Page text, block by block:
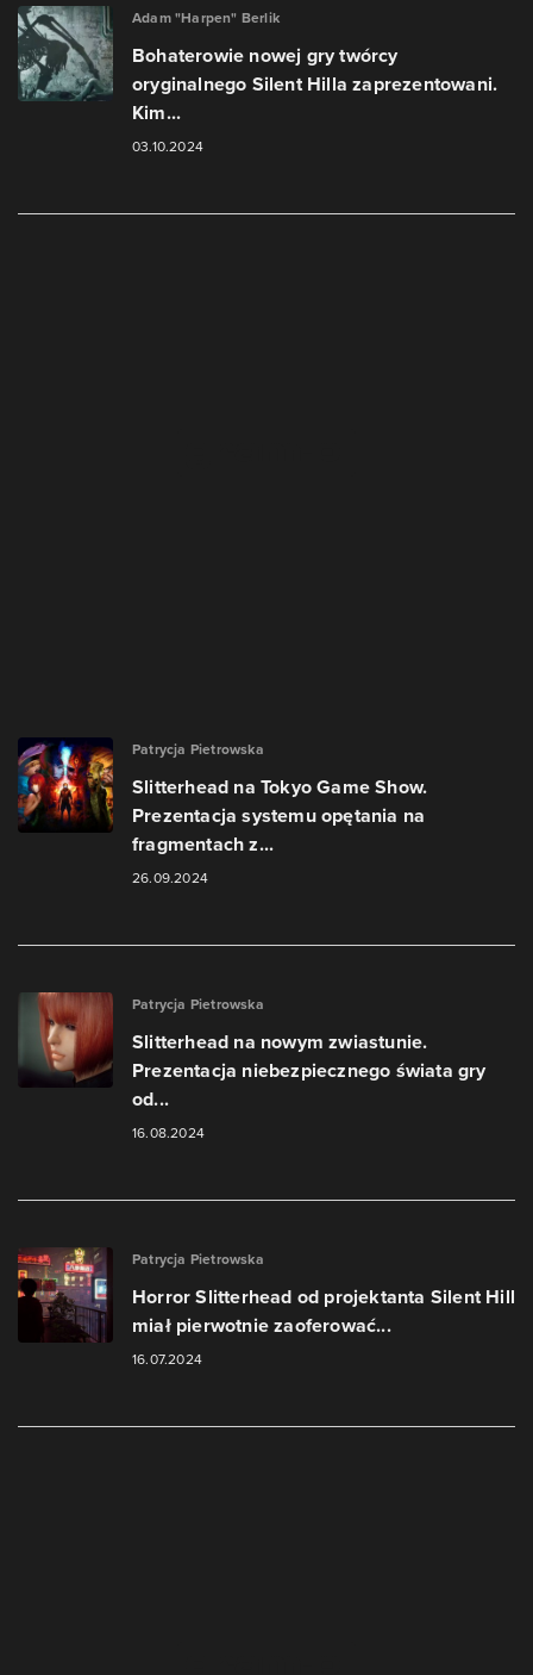
Adam "Harpen" Berlik
Bohaterowie nowej gry twórcy
oryginalnego Silent Hilla zaprezentowani.
Kim...
03.10.2024
Patrycja Pietrowska
Slitterhead na Tokyo Game Show.
Prezentacja systemu opętania na
fragmentach z...
26.09.2024
Patrycja Pietrowska
Slitterhead na nowym zwiastunie.
Prezentacja niebezpiecznego świata gry
od...
16.08.2024
Patrycja Pietrowska
Horror Slitterhead od projektanta Silent Hill
miał pierwotnie zaoferować...
16.07.2024